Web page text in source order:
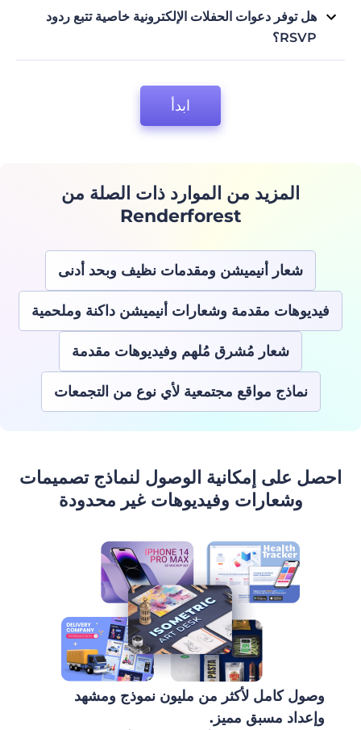
على سبيل المثال، توفر Renderforest نماذج من دعوات حفل توديع
العزوبية على الإنترنت لدعوات حفلات الزفاف. كل ما عليك فعله هو
البحث عن الدعوات الي تبحث عنها، وسوف تحصل على نماذج لمناسبات
معينة.
هل توفر دعوات الحفلات الإلكترونية خاصية تتبع ردود
RSVP؟
نعم، توفر أداة إنشاء دعوات الحفلات الإلكترونية Renderforest خاصية
سيحضر ومن لن يحضر، مما يجعل العملية مريحة أكثر وخالية من التوتر.
ابدأ
المزيد من الموارد ذات الصلة من
Renderforest
شعار أنيميشن ومقدمات نظيف وبحد أدنى
فيديوهات مقدمة وشعارات أنيميشن داكنة وملحمية
شعار مُشرق مُلهم وفيديوهات مقدمة
نماذج مواقع مجتمعية لأي نوع من التجمعات
احصل على إمكانية الوصول لنماذج تصميمات
وشعارات وفيديوهات غير محدودة
وصول كامل لأكثر من مليون نموذج ومشهد
وإعداد مسبق مميز.